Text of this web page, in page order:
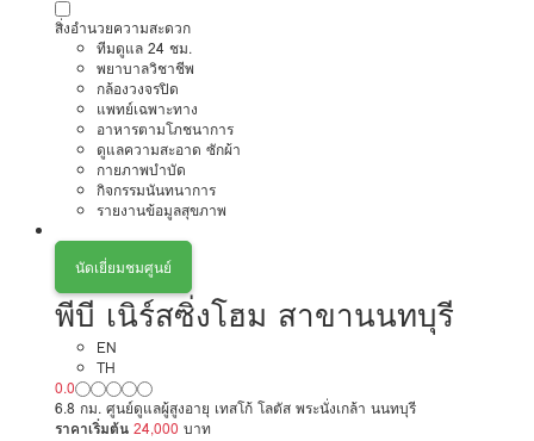
สิ่งอำนวยความสะดวก
ทีมดูแล 24 ชม.
พยาบาลวิชาชีพ
กล้องวงจรปิด
แพทย์เฉพาะทาง
อาหารตามโภชนาการ
ดูแลความสะอาด ซักผ้า
กายภาพบำบัด
กิจกรรมนันทนาการ
รายงานข้อมูลสุขภาพ
นัดเยี่ยมชมศูนย์
พีบี เนิร์สซิ่งโฮม สาขานนทบุรี
EN
TH
0.0
6.8 กม. ศูนย์ดูแลผู้สูงอายุ เทสโก้ โลตัส พระนั่งเกล้า นนทบุรี
ราคาเริ่มต้น 24,000 บาท